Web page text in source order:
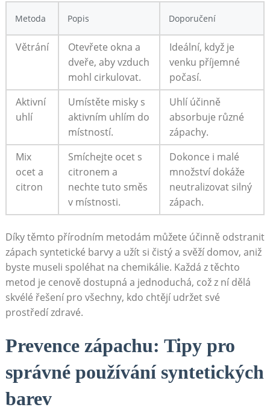
Metoda Popis Doporučení
Větrání
Otevřete okna a
dveře, aby vzduch
mohl cirkulovat.
Ideální,‌ když⁢ je
venku ⁤příjemné
počasí.
Aktivní
⁢uhlí
Umístěte misky s⁤
aktivním uhlím do
místností.
Uhlí účinně‌
absorbuje různé
zápachy.
Mix
‍ocet a
citron
Smíchejte ocet⁣ s
citronem a
nechte tuto směs
v místnosti.
Dokonce i malé
množství ⁤dokáže
neutralizovat silný
zápach.
Díky těmto přírodním metodám‍ můžete účinně odstranit
zápach syntetické​ barvy a užít si čistý a ⁢svěží domov, aniž
byste‌ museli spoléhat na chemikálie. ⁢Každá ‌z ​těchto
metod‍ je cenově⁤ dostupná a jednoduchá, což z​ ní dělá
skvélé ⁢řešení pro všechny, ⁤kdo chtějí ‍udržet‍ své
⁤prostředí zdravé.
Prevence ⁢zápachu:⁢ Tipy pro
správné používání syntetických
barev